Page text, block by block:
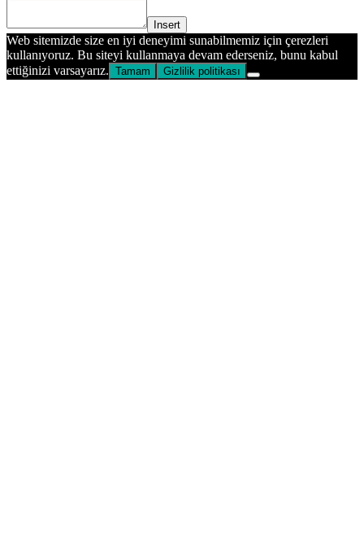
Insert
Web sitemizde size en iyi deneyimi sunabilmemiz için çerezleri
kullanıyoruz. Bu siteyi kullanmaya devam ederseniz, bunu kabul
ettiğinizi varsayarız. Tamam Gizlilik politikası